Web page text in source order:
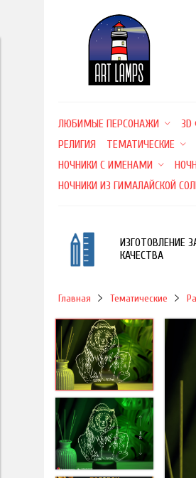
ЛЮБИМЫЕ ПЕРСОНАЖИ 3D
РЕЛИГИЯ
ТЕМАТИЧЕСКИЕ
НОЧНИКИ С ИМЕНАМИ
НОЧНИКИ ИЗ ГИМАЛАЙСКОЙ
ИЗГОТОВЛЕНИЕ
КАЧЕСТВА
Главная Тематические